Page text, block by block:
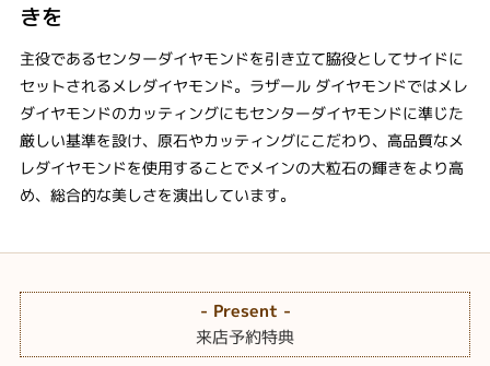
きを
主役であるセンターダイヤモンドを引き立て脇役としてサイドに
セットされるメレダイヤモンド。ラザール ダイヤモンドではメレ
ダイヤモンドのカッティングにもセンターダイヤモンドに準じた
厳しい基準を設け、原石やカッティングにこだわり、高品質なメ
レダイヤモンドを使用することでメインの大粒石の輝きをより高
め、総合的な美しさを演出しています。
- Present -
来店予約特典